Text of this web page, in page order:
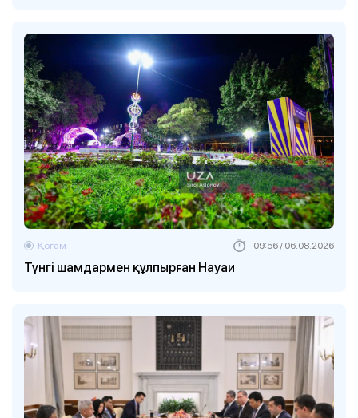
Түнгі шамдармен құлпырған Науаи
Қоғам 09:56 / 06.08.2026